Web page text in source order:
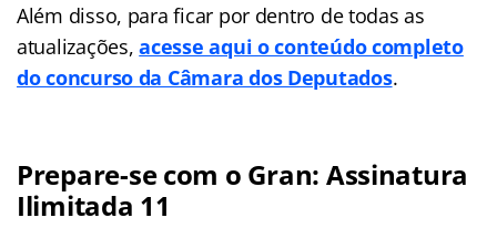
Além disso, para ficar por dentro de todas as
atualizações,acesse aqui o conteúdo completo
do concurso da Câmara dos Deputados.
Prepare-se com o Gran: Assinatura
Ilimitada 11